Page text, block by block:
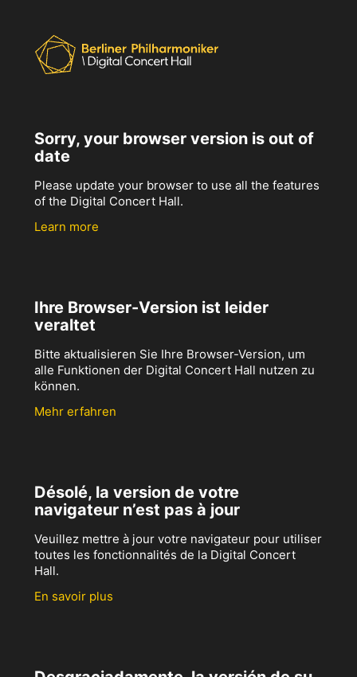
Sorry, your browser version is out of
date
Please update your browser to use all the features
of the Digital Concert Hall.
Learn more
Ihre Browser-Version ist leider
veraltet
Bitte aktualisieren Sie Ihre Browser-Version, um
alle Funktionen der Digital Concert Hall nutzen zu
können.
Mehr erfahren
Désolé, la version de votre
navigateur n’est pas à jour
Veuillez mettre à jour votre navigateur pour utiliser
toutes les fonctionnalités de la Digital Concert
Hall.
En savoir plus